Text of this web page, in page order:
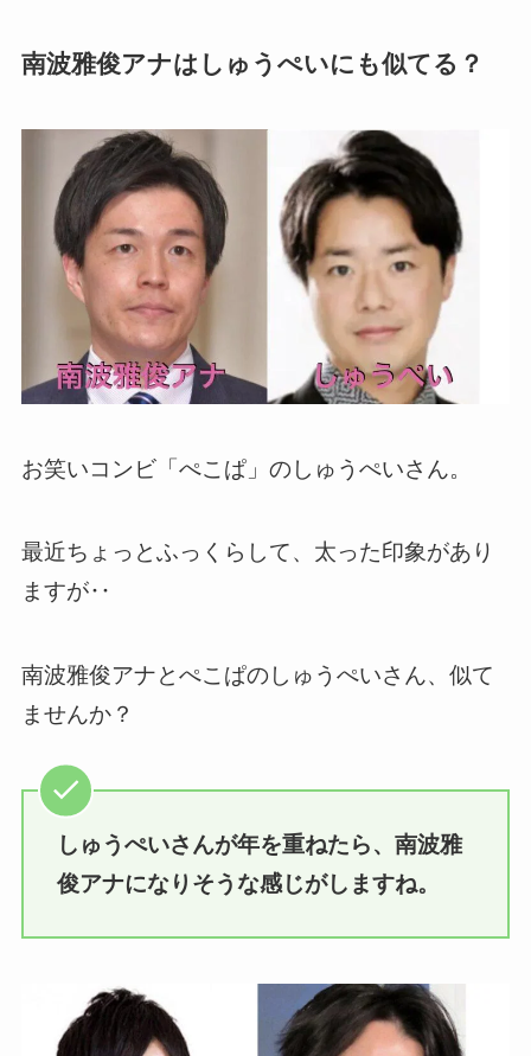
南波雅俊アナはしゅうぺいにも似てる？
お笑いコンビ「ぺこぱ」のしゅうぺいさん。
最近ちょっとふっくらして、太った印象があり
ますが‥
南波雅俊アナとぺこぱのしゅうぺいさん、似て
ませんか？
しゅうぺいさんが年を重ねたら、南波雅
俊アナになりそうな感じがしますね。